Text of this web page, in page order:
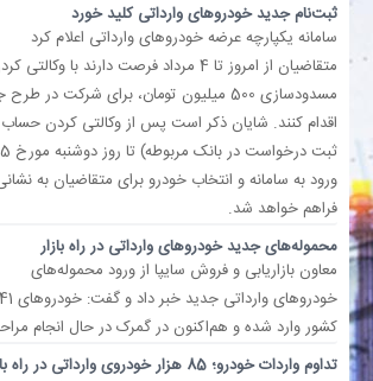
بانک
انرژی
اقتصاد
ثبت‌نام جدید خودروهای وارداتی کلید خورد
سامانه یکپارچه عرضه خودروهای وارداتی اعلام کرد
متقاضیان از امروز تا 4 مرداد فرصت دارند با
مسدودسازی 500 میلیون تومان، برای شرکت
فراهم خواهد شد.
محموله‌های جدید خودروهای وارداتی در راه بازار
معاون بازاریابی و فروش سایپا از ورود محموله‌های
کشور وارد شده و هم‌اکنون در گمرک در حال انجام
تداوم واردات خودرو؛ 85 هزار خودروی وارداتی در راه بازار